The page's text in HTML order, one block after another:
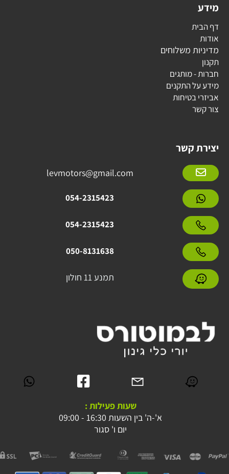
מידע
דף הבית
אודות
מדיניות משלוחים
תקנון
חברות - מותגים
מידע על התקנים
אביזרי בטיחות
צור קשר
יצירת קשר
levmotors@gmail.com
054-2315423
054-2315423
050-8131638
תמנע 11 חולון
שעות פעילות :
א'-ה' בין השעות 16:30 - 09:00
יום ו' סגור